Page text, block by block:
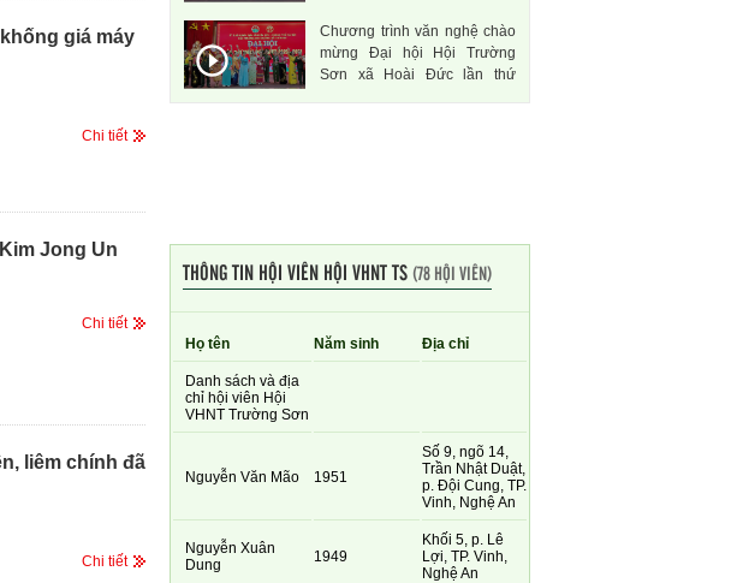
giá máy
Chi tiết
Jong Un
Chi tiết
liêm chính đã
Chi tiết
Chương trình văn nghệ chào
mừng Đại hội Hội Trường
Sơn xã Hoài Đức lần thứ
THÔNG TIN HỘI VIÊN HỘI VHNT TS(78 HỘI VIÊN)
Họ tên Năm sinh Địa chỉ
Danh sách và địa
chỉ hội viên Hội
VHNT Trường Sơn
Nguyễn Văn Mão 1951
Số 9, ngõ 14,
Trần Nhật Duật,
p. Đội Cung, TP.
Vinh, Nghệ An
Nguyễn Xuân
Dung
1949
Khối 5, p. Lê
Lợi, TP. Vinh,
Nghệ An